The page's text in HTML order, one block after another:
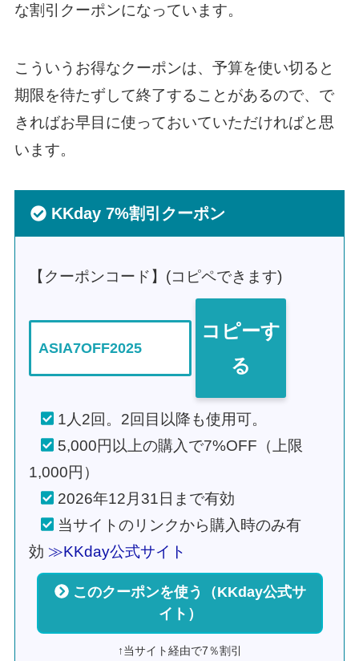
な割引クーポンになっています。
こういうお得なクーポンは、予算を使い切ると
期限を待たずして終了することがあるので、で
きればお早目に使っておいていただければと思
います。
KKday 7%割引クーポン
【クーポンコード】(コピペできます)
ASIA7OFF2025
コピーす
る
1人2回。2回目以降も使用可。
5,000円以上の購入で7%OFF（上限
1,000円）
2026年12月31日まで有効
当サイトのリンクから購入時のみ有
効 ≫KKday公式サイト
このクーポンを使う（KKday公式サ
イト）
↑当サイト経由で7％割引